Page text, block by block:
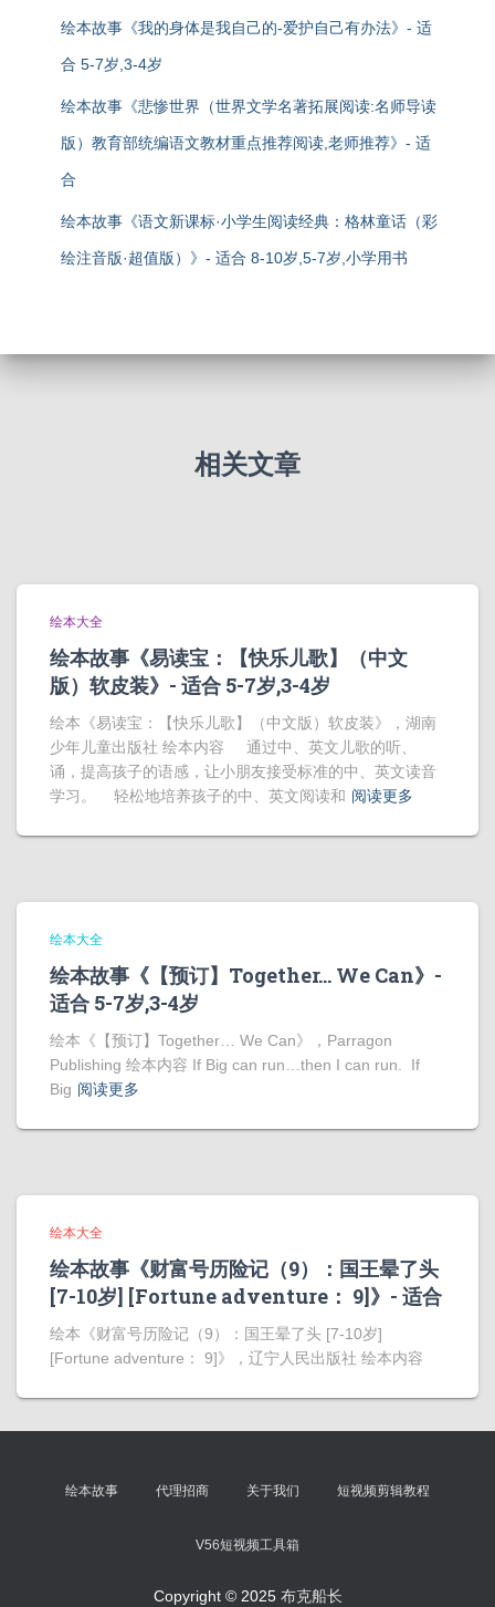
绘本故事《我的身体是我自己的-爱护自己有办法》- 适
合 5-7岁,3-4岁
绘本故事《悲惨世界（世界文学名著拓展阅读:名师导读
版）教育部统编语文教材重点推荐阅读,老师推荐》- 适
合
绘本故事《语文新课标·小学生阅读经典：格林童话（彩
绘注音版·超值版）》- 适合 8-10岁,5-7岁,小学用书
相关文章
绘本大全
绘本故事《易读宝：【快乐儿歌】（中文
版）软皮装》- 适合 5-7岁,3-4岁
绘本《易读宝：【快乐儿歌】（中文版）软皮装》，湖南
少年儿童出版社 绘本内容 通过中、英文儿歌的听、
诵，提高孩子的语感，让小朋友接受标准的中、英文读音
学习。 轻松地培养孩子的中、英文阅读和 阅读更多
绘本大全
绘本故事《【预订】Together… We Can》-
适合 5-7岁,3-4岁
绘本《【预订】Together… We Can》，Parragon
Publishing 绘本内容 If Big can run…then I can run. If
Big 阅读更多
绘本大全
绘本故事《财富号历险记（9）：国王晕了头
[7-10岁] [Fortune adventure： 9]》- 适合
绘本《财富号历险记（9）：国王晕了头 [7-10岁]
[Fortune adventure： 9]》，辽宁人民出版社 绘本内容
绘本故事 代理招商 关于我们 短视频剪辑教程
V56短视频工具箱
Copyright © 2025 布克船长